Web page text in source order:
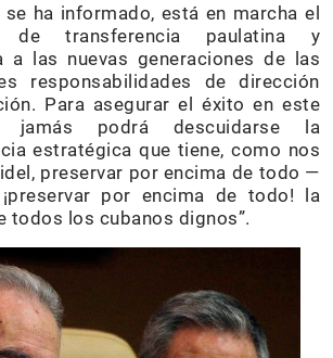
se ha informado, está en marcha el
de transferencia paulatina y
a las nuevas generaciones de las
responsabilidades de dirección
Para asegurar el éxito en este
jamás podrá descuidarse la
estratégica que tiene, como nos
preservar por encima de todo —
por encima de todo! la
todos los cubanos dignos”.